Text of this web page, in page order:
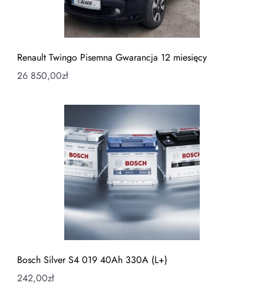
Renault Twingo Pisemna Gwarancja 12 miesięcy
26 850,00zł
Bosch Silver S4 019 40Ah 330A (L+)
242,00zł